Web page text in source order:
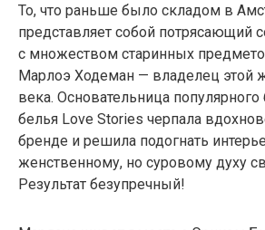
То, что раньше было складом в
представляет собой
с множеством старинных
Марлоэ Ходеман — владелец этой
века. Основательница
белья Love Stories черпала
бренде и решила подогнать
женственному, но суровому духу
Результат безупречный!